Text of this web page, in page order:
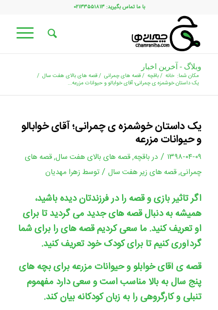
با ما تماس بگیرید: ۰۲۱۳۳۵۵۱۸۱۳
وبلاگ - آخرین اخبار
مکان شما: خانه /باقچه /قصه های چمرانی /قصه های بالای هفت سال /
یک داستان خوشمزه ی چمرانی؛ آقای خوابالو و حیوانات مزرعه...
یک داستان خوشمزه ی چمرانی؛ آقای خوابالو
و حیوانات مزرعه
۱۳۹۸-۰۴-۰۹ / درباقچه,قصه های بالای هفت سال,قصه های
چمرانی,قصه های زیر هفت سال / توسط زهرا مهدیان
اگر تاثیر بازی و قصه را در فرزندتان دیده باشید،
همیشه به دنبال قصه های جدید می گردید تا برای
او تعریف کنید. ما سعی کردیم قصه های را برای شما
گردآوری کنیم تا برای کودک خود تعریف کنید.
قصه ی آقای خوابلو و حیوانات مزرعه برای بچه های
پنج سال به بالا مناسب است و سعی دارد مفهموم
تنبلی و کارگروهی را به زبان کودکانه بیان کند.